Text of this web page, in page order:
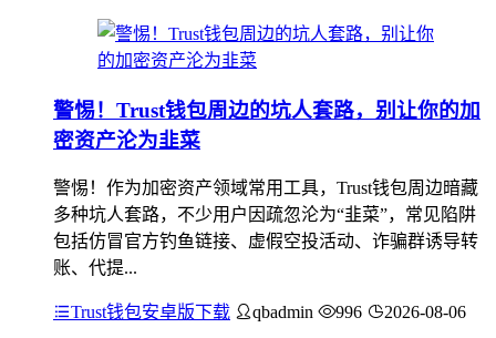
警惕！Trust钱包周边的坑人套路，别让你的加
密资产沦为韭菜
警惕！作为加密资产领域常用工具，Trust钱包周边暗藏
多种坑人套路，不少用户因疏忽沦为“韭菜”，常见陷阱
包括仿冒官方钓鱼链接、虚假空投活动、诈骗群诱导转
账、代提...
Trust钱包安卓版下载 qbadmin 996 2026-08-06